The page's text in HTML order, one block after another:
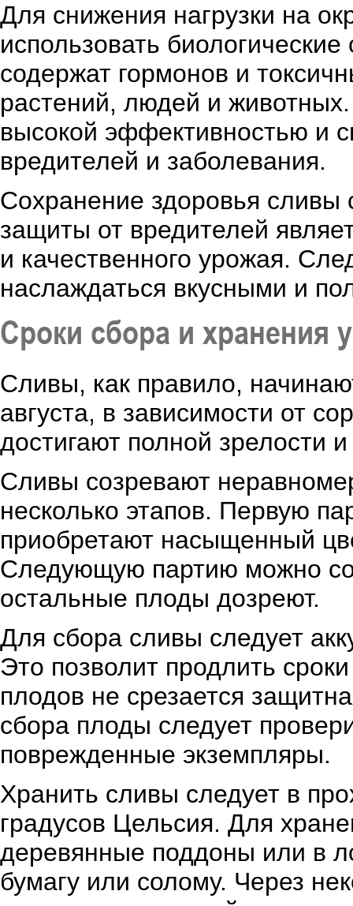
Для снижения нагрузки на
использовать
содержат гормонов и
растений, людей и
высокой эффективностью и
вредителей и заболевания.
Сохранение здоровья
защиты от вредителей
и качественного урожая.
наслаждаться вкусными и
Сроки сбора и хранения
Сливы, как правило,
августа, в зависимости от
достигают полной зрелости
Сливы созревают
несколько этапов. Первую
приобретают насыщенный
Следующую партию можно
остальные плоды дозреют.
Для сбора сливы следует
Это позволит продлить
плодов не срезается
сбора плоды следует
поврежденные экземпляры.
Хранить сливы следует в
градусов Цельсия. Для
деревянные поддоны или в
бумагу или солому. Через